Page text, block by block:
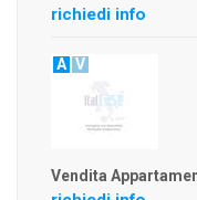
richiedi info
A V
Vendita